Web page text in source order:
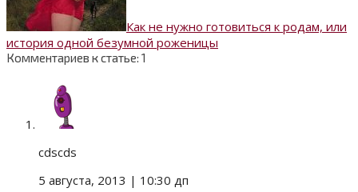
Как не нужно готовиться к родам, или
история одной безумной роженицы
Комментариев к статье: 1
cdscds
5 августа, 2013 | 10:30 дп